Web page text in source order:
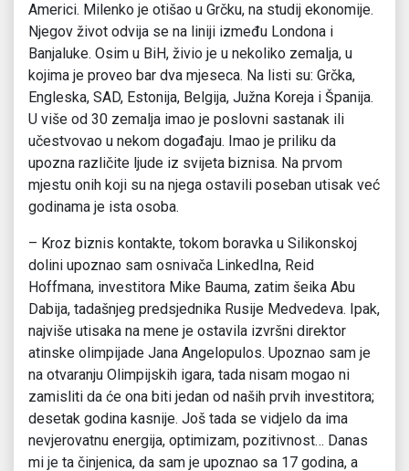
Americi. Milenko je otišao u Grčku, na studij ekonomije.
Njegov život odvija se na liniji između Londona i
Banjaluke. Osim u BiH, živio je u nekoliko zemalja, u
kojima je proveo bar dva mjeseca. Na listi su: Grčka,
Engleska, SAD, Estonija, Belgija, Južna Koreja i Španija.
U više od 30 zemalja imao je poslovni sastanak ili
učestvovao u nekom događaju. Imao je priliku da
upozna različite ljude iz svijeta biznisa. Na prvom
mjestu onih koji su na njega ostavili poseban utisak već
godinama je ista osoba.
– Kroz biznis kontakte, tokom boravka u Silikonskoj
dolini upoznao sam osnivača LinkedIna, Reid
Hoffmana, investitora Mike Bauma, zatim šeika Abu
Dabija, tadašnjeg predsjednika Rusije Medvedeva. Ipak,
najviše utisaka na mene je ostavila izvršni direktor
atinske olimpijade Jana Angelopulos. Upoznao sam je
na otvaranju Olimpijskih igara, tada nisam mogao ni
zamisliti da će ona biti jedan od naših prvih investitora;
desetak godina kasnije. Još tada se vidjelo da ima
nevjerovatnu energija, optimizam, pozitivnost… Danas
mi je ta činjenica, da sam je upoznao sa 17 godina, a